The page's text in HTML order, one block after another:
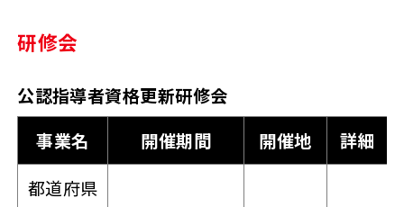
研修会
公認指導者資格更新研修会
事業名
開催期間 開催地
詳細
都道府県